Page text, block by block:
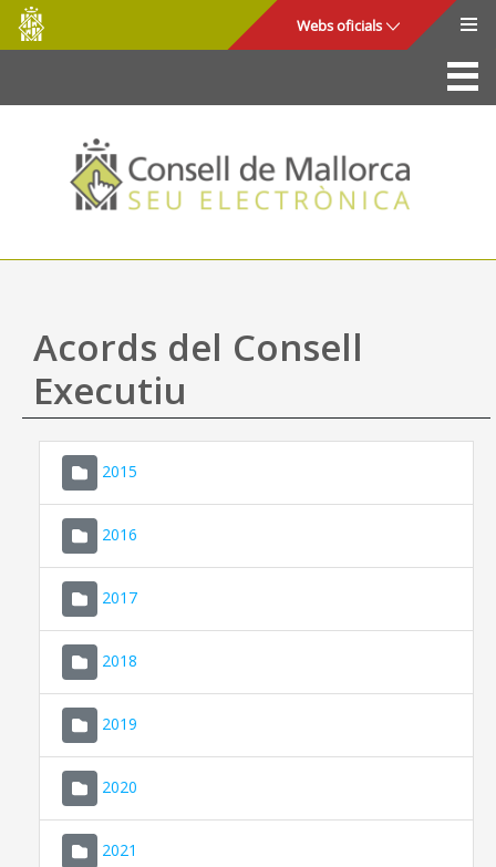
Salta al contingut principal
Consell
de
Mallorca
Webs oficials
La Seu
Consell de Mallorca
Accés i seguretat
Utilitats
Ajuda
Acords del Consell
Executiu
2015
2016
2017
2018
2019
2020
2021